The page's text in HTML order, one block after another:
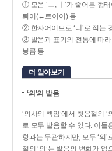
① 모음 ‘ㅡ, ㅣ’가 줄어든 형
틔어(←트이어) 등
② 한자어이므로 ‘ㅢ’로 적는
③ 발음과 표기의 전통에 따라
닁큼 등
더 알아보기
‘의’의 발음
‘의사의 책임’에서 첫음절의 ‘
로 모두 발음할 수 있다. 이들
항과는 무관하지만, 모두 ‘의
절의 ‘의’는 발음의 변화가 없